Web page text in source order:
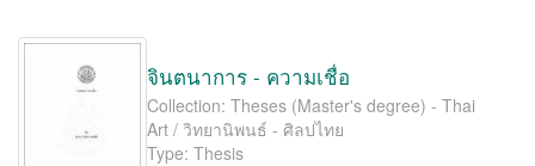
จินตนาการ - ความเชื่อ
Collection: Theses (Master's degree) - Thai
Art / วิทยานิพนธ์ - ศิลปไทย
Type: Thesis